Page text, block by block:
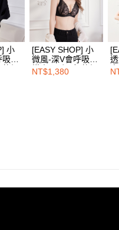
料處理事宜，請瀏覽以下網址：
terms/#terms3
用者請事先徵得法定代理人或監護人
付」，若未經同意申辦者引起之損
先享後付」時，將依據個別帳號
同之上限額度；若仍有額度不足之情
市速取
浪漫蕾絲款內衣
甲 ❙ 台味#ㄅㄑ
小
吸檸
鋼
[EASY SHOP] 小
微風-深V會呼吸檸
檬小風扇罩杯軟鋼
圈內衣-蜜糖黑
NT$1,380